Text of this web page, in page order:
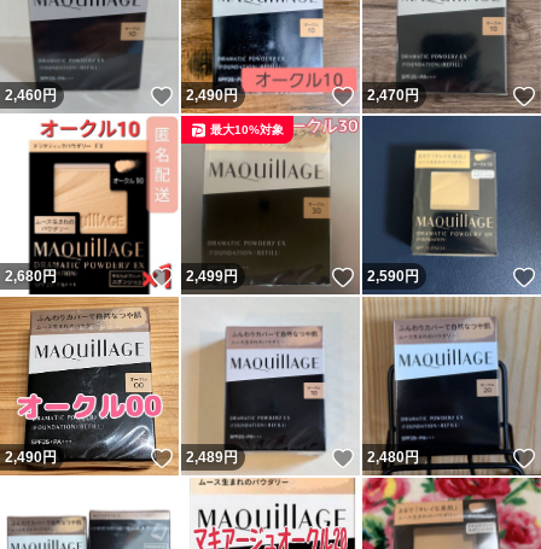
2,460円 いいね！
2,490円 いいね！
2,470円
2,680円 いいね！
2,499円 いいね！
最大10%対象
2,590円
2,490円 いいね！
2,489円 いいね！
2,480円